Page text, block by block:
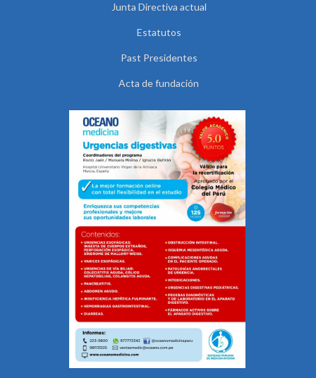
Junta Directiva actual
Estatutos
Past Presidentes
Acta de fundación